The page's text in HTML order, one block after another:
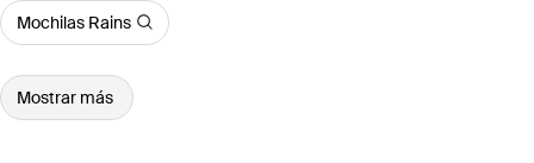
Mochilas Rains
Mostrar más